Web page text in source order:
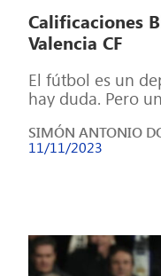
Calificaciones
Valencia CF
El fútbol es un
hay duda. Pero
SIMÓN ANTONIO
11/11/2023